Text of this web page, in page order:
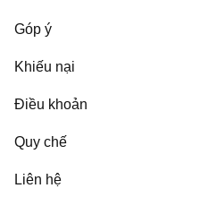
Góp ý
Khiếu nại
Điều khoản
Quy chế
Liên hệ